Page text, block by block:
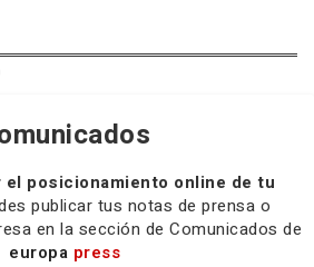
el posicionamiento online de tu
publicar tus notas de prensa o
en la sección de Comunicados de
europa press